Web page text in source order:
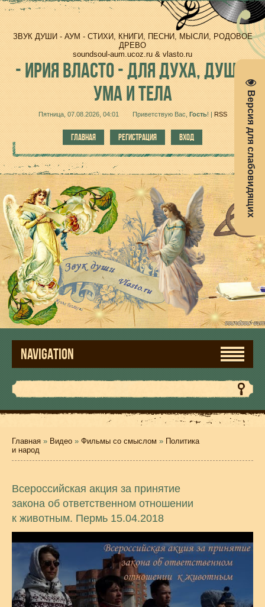
Версия для слабовидящих
ЗВУК ДУШИ - АУМ - СТИХИ, КНИГИ, ПЕСНИ, МЫСЛИ, РОДОВОЕ
ДРЕВО
soundsoul-aum.ucoz.ru & vlasto.ru
-ИРИЯ ВЛАСТО - ДЛЯ ДУХА, ДУШИ,
УМА И ТЕЛА
Пятница, 07.08.2026, 04:01 Приветствую Вас Гость!| RSS
ГЛАВНАЯ РЕГИСТРАЦИЯ ВХОД
NAVIGATION
Главная » Видео » Фильмы со смыслом » Политика
и народ
Всероссийская акция за принятие
закона об ответственном отношении
к животным. Пермь 15.04.2018